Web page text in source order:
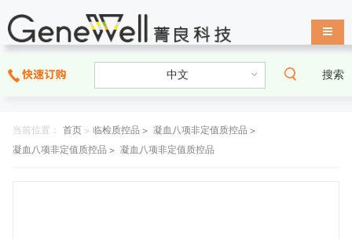
搜索
导航
当前位置： 首页 > 临检质控品 > 凝血八项非定值质控品 >
凝血八项非定值质控品 > 凝血八项非定值质控品